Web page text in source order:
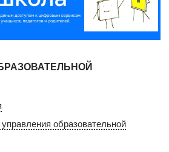
образовательной